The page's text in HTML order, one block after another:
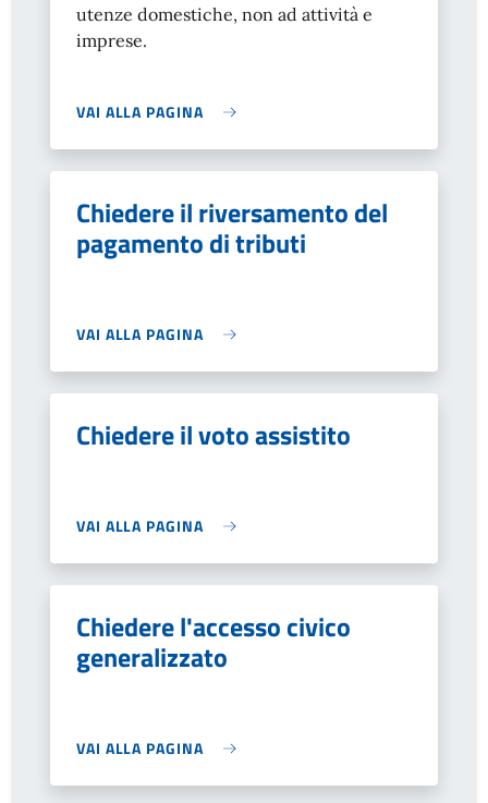
utenze domestiche, non ad attività e
imprese.
VAI ALLA PAGINA
Chiedere il riversamento del
pagamento di tributi
VAI ALLA PAGINA
Chiedere il voto assistito
VAI ALLA PAGINA
Chiedere l'accesso civico
generalizzato
VAI ALLA PAGINA